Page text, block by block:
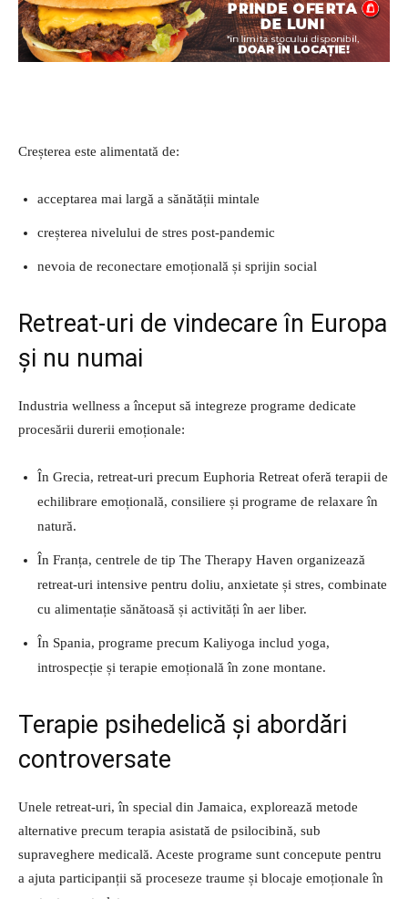
Creșterea este alimentată de:
acceptarea mai largă a sănătății mintale
creșterea nivelului de stres post-pandemic
nevoia de reconectare emoțională și sprijin social
Retreat-uri de vindecare în Europa
și nu numai
Industria wellness a început să integreze programe dedicate
procesării durerii emoționale:
În Grecia, retreat-uri precum Euphoria Retreat oferă terapii de
echilibrare emoțională, consiliere și programe de relaxare în
natură.
În Franța, centrele de tip The Therapy Haven organizează
retreat-uri intensive pentru doliu, anxietate și stres, combinate
cu alimentație sănătoasă și activități în aer liber.
În Spania, programe precum Kaliyoga includ yoga,
introspecție și terapie emoțională în zone montane.
Terapie psihedelică și abordări
controversate
Unele retreat-uri, în special din Jamaica, explorează metode
alternative precum terapia asistată de psilocibină, sub
supraveghere medicală. Aceste programe sunt concepute pentru
a ajuta participanții să proceseze traume și blocaje emoționale în